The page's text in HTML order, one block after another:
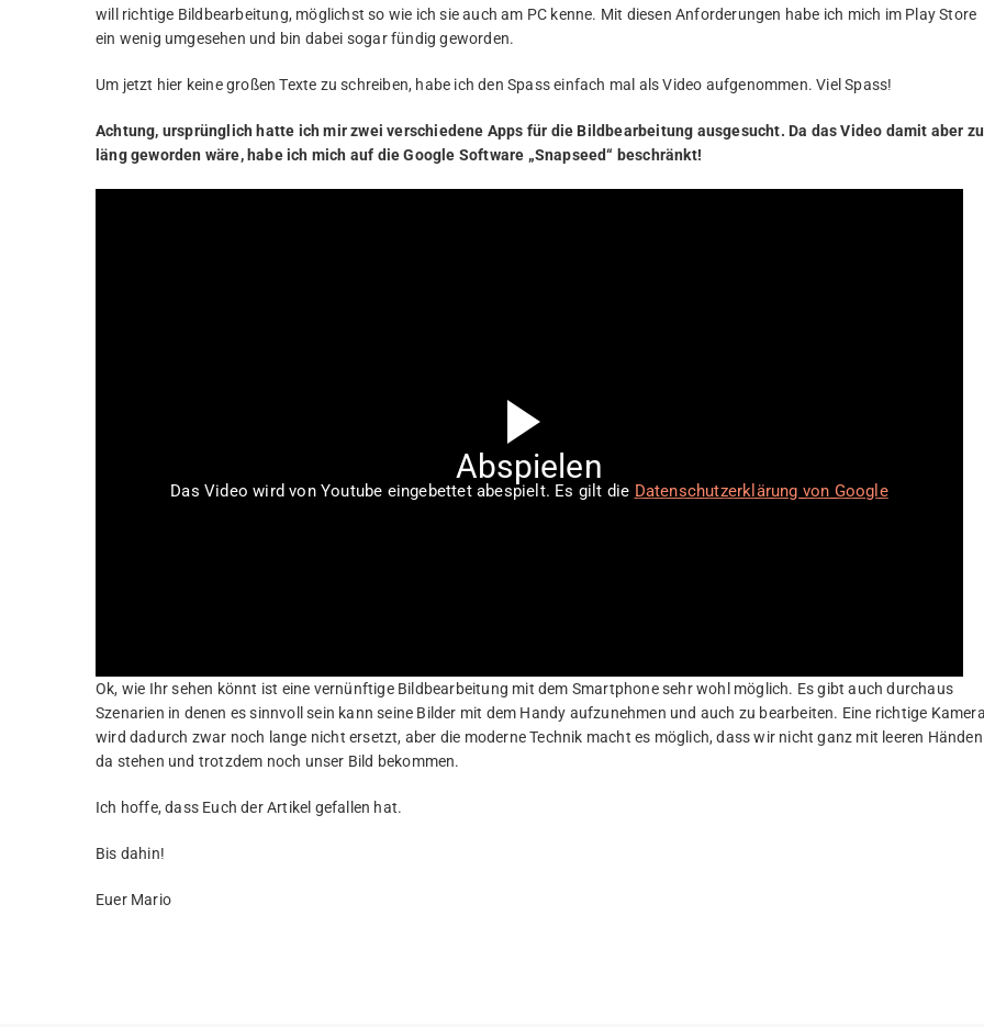
will richtige Bildbearbeitung, möglichst so wie ich sie auch am PC kenne. Mit diesen Anforderungen habe ich mich im Play Store
ein wenig umgesehen und bin dabei sogar fündig geworden.
Um jetzt hier keine großen Texte zu schreiben, habe ich den Spass einfach mal als Video aufgenommen. Viel Spass!
Achtung, ursprünglich hatte ich mir zwei verschiedene Apps für die Bildbearbeitung ausgesucht. Da das Video damit aber zu
läng geworden wäre, habe ich mich auf die Google Software „Snapseed“ beschränkt!
Abspielen
Das Video wird von Youtube eingebettet abespielt. Es gilt die Datenschutzerklärung von Google
Ok, wie Ihr sehen könnt ist eine vernünftige Bildbearbeitung mit dem Smartphone sehr wohl möglich. Es gibt auch durchaus
Szenarien in denen es sinnvoll sein kann seine Bilder mit dem Handy aufzunehmen und auch zu bearbeiten. Eine richtige
wird dadurch zwar noch lange nicht ersetzt, aber die moderne Technik macht es möglich, dass wir nicht ganz mit leeren Händen
da stehen und trotzdem noch unser Bild bekommen.
Ich hoffe, dass Euch der Artikel gefallen hat.
Bis dahin!
Euer Mario